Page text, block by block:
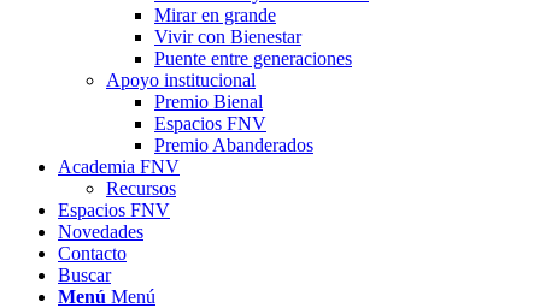
Mirar en grande
Vivir con Bienestar
Puente entre generaciones
Apoyo institucional
Premio Bienal
Espacios FNV
Premio Abanderados
Academia FNV
Recursos
Espacios FNV
Novedades
Contacto
Buscar
Menú Menú